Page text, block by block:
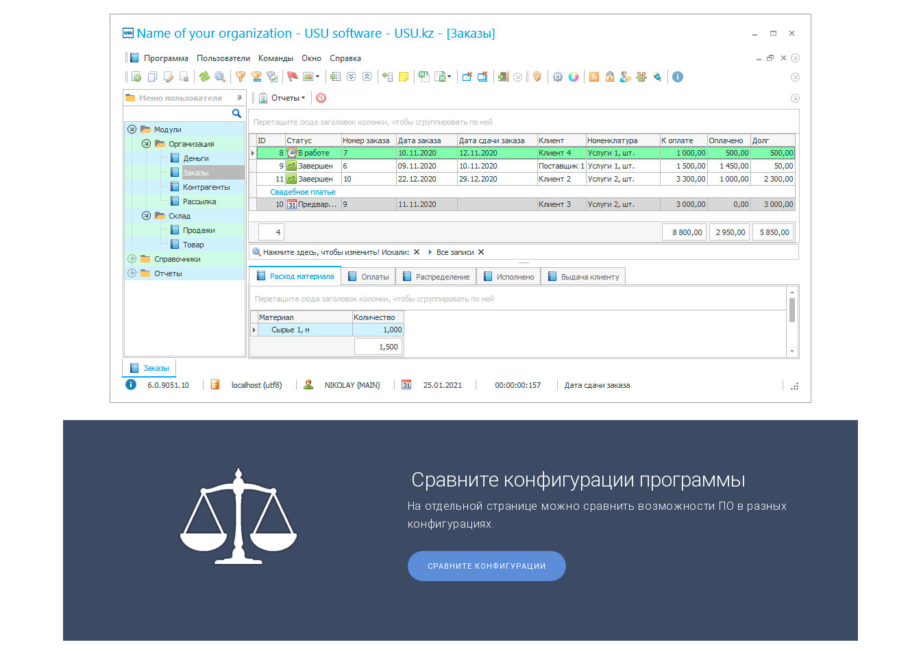
Сравните конфигурации программы
На отдельной странице можно сравнить возможности ПО в разных
конфигурациях.
СРАВНИТЕ КОНФИГУРАЦИИ